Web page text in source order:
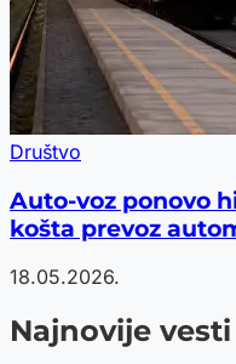
Društvo
Auto-voz ponovo
košta prevoz
18.05.2026.
Najnovije vesti